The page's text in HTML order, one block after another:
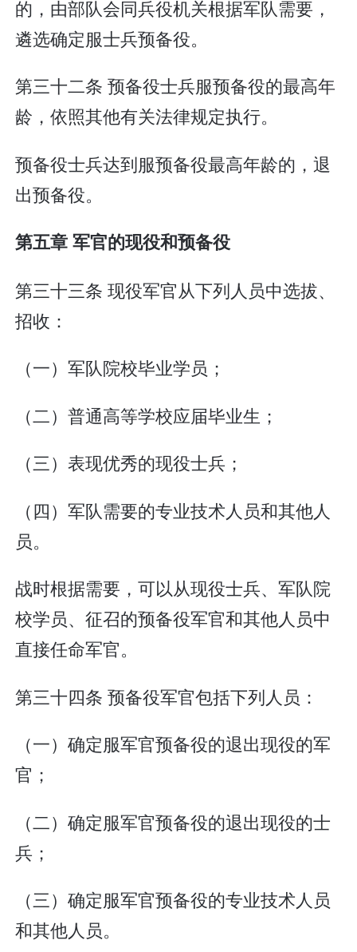
的，由部队会同兵役机关根据军队需要，
遴选确定服士兵预备役。
第三十二条 预备役士兵服预备役的最高年
龄，依照其他有关法律规定执行。
预备役士兵达到服预备役最高年龄的，退
出预备役。
第五章 军官的现役和预备役
第三十三条 现役军官从下列人员中选拔、
招收：
（一）军队院校毕业学员；
（二）普通高等学校应届毕业生；
（三）表现优秀的现役士兵；
（四）军队需要的专业技术人员和其他人
员。
战时根据需要，可以从现役士兵、军队院
校学员、征召的预备役军官和其他人员中
直接任命军官。
第三十四条 预备役军官包括下列人员：
（一）确定服军官预备役的退出现役的军
官；
（二）确定服军官预备役的退出现役的士
兵；
（三）确定服军官预备役的专业技术人员
和其他人员。